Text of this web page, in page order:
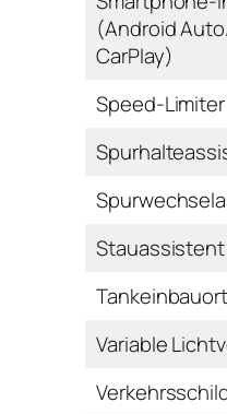
(Android
CarPlay)
Speed-Limiter
Stauassistent
Tankeinbauort
Variable